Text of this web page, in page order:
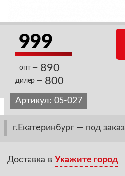
999
опт — 890
дилер — 800
Артикул: 05-027
г.Екатеринбург — под заказ
Доставка в Укажите город